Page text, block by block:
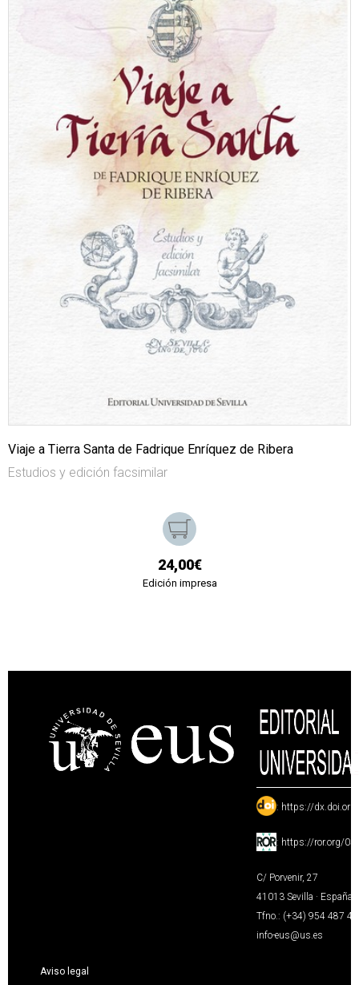
Viaje a Tierra Santa de Fadrique Enríquez de Ribera
Estudios y edición facsimilar
24,00€
Edición impresa
: https://
: https://ror.org/
C/ Porvenir, 27
41013 Sevilla · España
Tfno.: (+34) 954 487
info-eus@us.es
Aviso legal